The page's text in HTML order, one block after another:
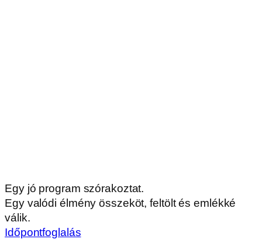
Egy jó program szórakoztat.
Egy valódi élmény összeköt, feltölt és emlékké
válik.
Időpontfoglalás